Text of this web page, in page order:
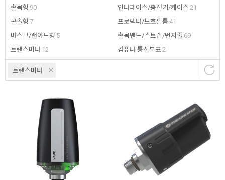
손목형 90
콘솔형 7
마스크/랜야드형 5
트랜스미터 12
인터페이스/충전기/케이스 21
프로텍터/보호필름 41
손목밴드/스트랩/번지줄 69
컴퓨터 통신부표 2
트랜스미터